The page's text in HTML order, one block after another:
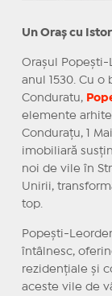
Un Oraș cu
Orașul Popești-
anul 1530. Cu o
Conduratu,
elemente
Condurațu, 1
imobiliară
noi de vile în
Unirii,
top.
Popești-
întâlnesc,
rezidențiale și
aceste vile de